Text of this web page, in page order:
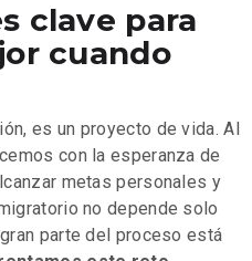
clave para
cuando
es un proyecto de vida. Al
con la esperanza de
metas personales y
no depende solo
parte del proceso está